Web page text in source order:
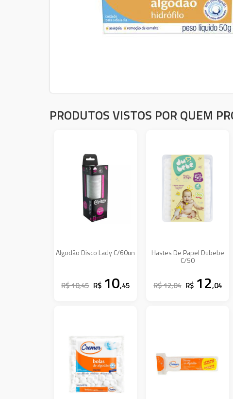
PRODUTOS VISTOS POR QUEM
Algodão Disco Lady C/60un
R$ 10,45 R$ 10,45
Hastes De Papel Dubebe
C/50
R$ 12,04 R$ 12,04